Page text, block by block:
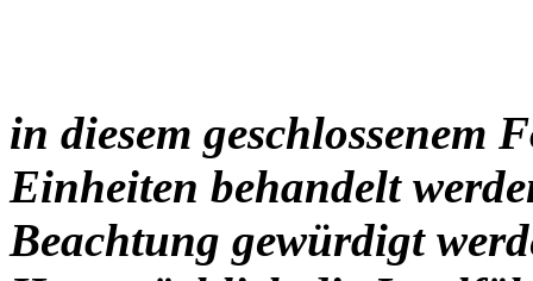
in diesem geschlossenem
Einheiten behandelt
Beachtung gewürdigt